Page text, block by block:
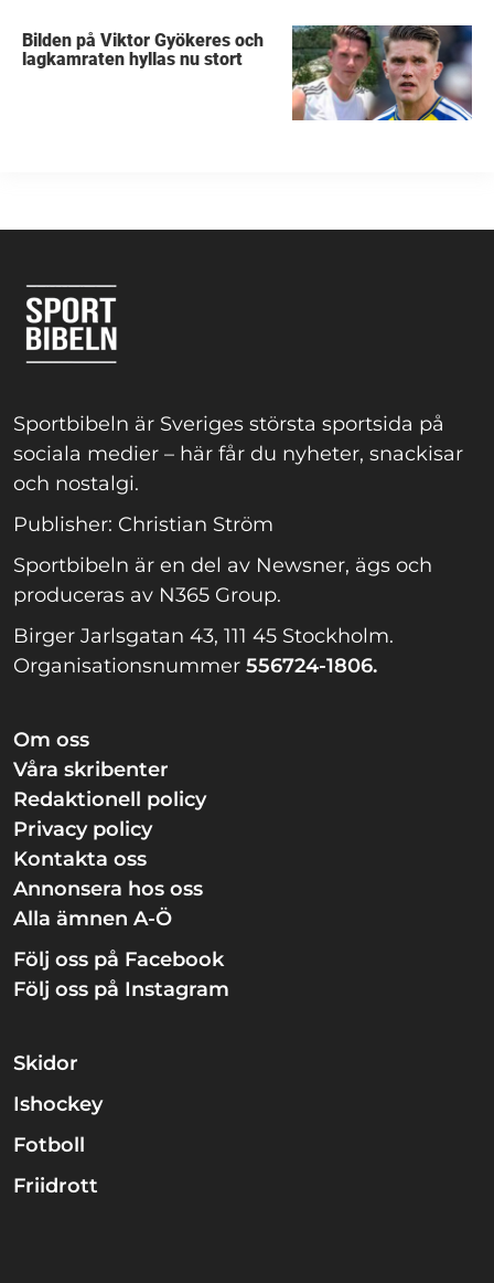
Bilden på Viktor Gyökeres och
lagkamraten hyllas nu stort
Sportbibeln är Sveriges största sportsida på
sociala medier – här får du nyheter, snackisar
och nostalgi.
Publisher: Christian Ström
Sportbibeln är en del av Newsner, ägs och
produceras av N365 Group.
Birger Jarlsgatan 43, 111 45 Stockholm.
Organisationsnummer 556724-1806.
Om oss
Våra skribenter
Redaktionell policy
Privacy policy
Kontakta oss
Annonsera hos oss
Alla ämnen A-Ö
Följ oss på Facebook
Följ oss på Instagram
Skidor
Ishockey
Fotboll
Friidrott